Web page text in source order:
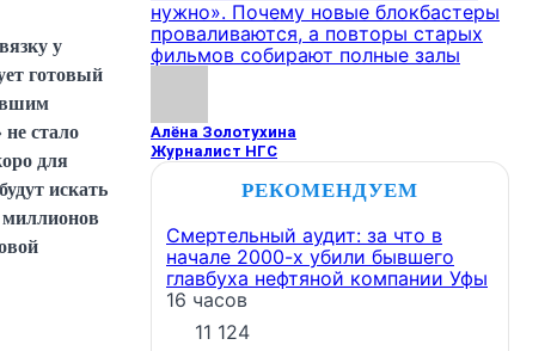
у
готовый
стало
для
искать
нужно». Почему новые блокбастеры
проваливаются, а повторы старых
фильмов собирают полные залы
Алёна Золотухина
Журналист НГС
РЕКОМЕНДУЕМ
Смертельный аудит: за что в
начале 2000-х убили бывшего
главбуха нефтяной компании Уфы
16 часов
11 124